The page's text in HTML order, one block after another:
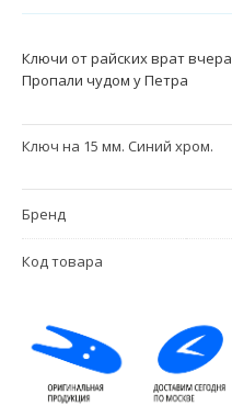
Ключи от райских врат вчера
Пропали чудом у Петра
Ключ на 15 мм. Синий хром.
Бренд
Код товара